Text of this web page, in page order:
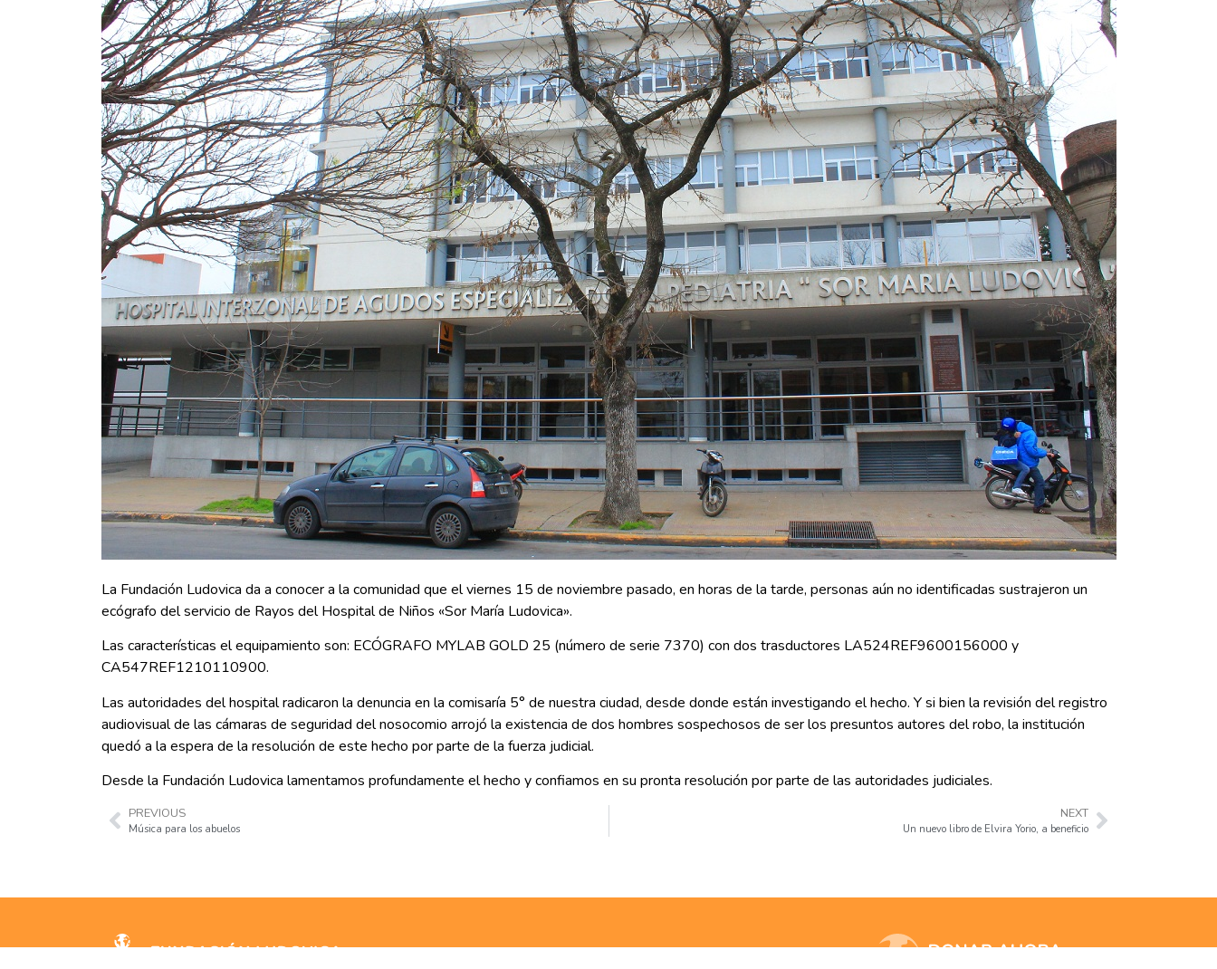
La Fundación Ludovica da a conocer a la comunidad que el viernes 15 de noviembre pasado, en horas de la tarde, personas aún no identificadas sustrajeron un
ecógrafo del servicio de Rayos del Hospital de Niños «Sor María Ludovica».
Las características el equipamiento son: ECÓGRAFO MYLAB GOLD 25 (número de serie 7370) con dos trasductores LA524REF9600156000 y
CA547REF1210110900.
Las autoridades del hospital radicaron la denuncia en la comisaría 5° de nuestra ciudad, desde donde están investigando el hecho. Y si bien la revisión del registro
audiovisual de las cámaras de seguridad del nosocomio arrojó la existencia de dos hombres sospechosos de ser los presuntos autores del robo, la institución
quedó a la espera de la resolución de este hecho por parte de la fuerza judicial.
Desde la Fundación Ludovica lamentamos profundamente el hecho y confiamos en su pronta resolución por parte de las autoridades judiciales.
PREVIOUS
Música para los abuelos
NEXT
Un nuevo libro de Elvira Yorio, a beneficio